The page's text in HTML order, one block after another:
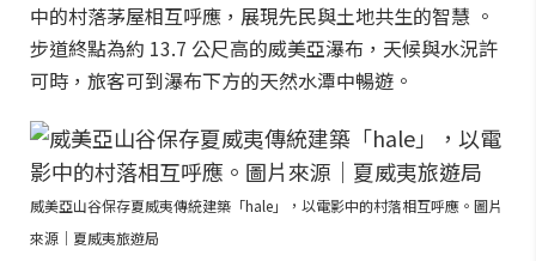
中的村落茅屋相互呼應，展現先民與土地共生的智慧 。
步道終點為約 13.7 公尺高的威美亞瀑布，天候與水況許
可時，旅客可到瀑布下方的天然水潭中暢遊。
威美亞山谷保存夏威夷傳統建築「hale」，以電影中的村落相互呼應。圖片
來源｜夏威夷旅遊局